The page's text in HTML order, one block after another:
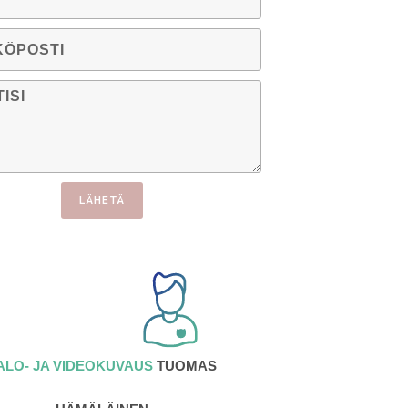
LÄHETÄ
JA VIDEOKUVAUS TUOMAS